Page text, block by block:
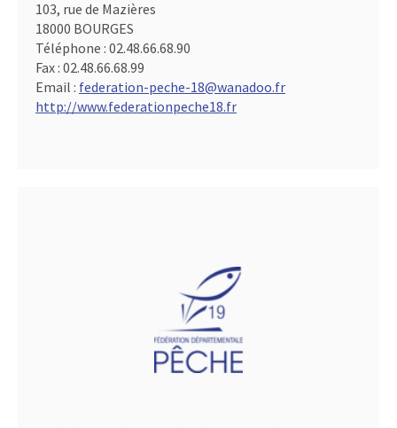
103, rue de Mazières
18000 BOURGES
Téléphone : 02.48.66.68.90
Fax : 02.48.66.68.99
Email : federation-peche-18@wanadoo.fr
http://www.federationpeche18.fr